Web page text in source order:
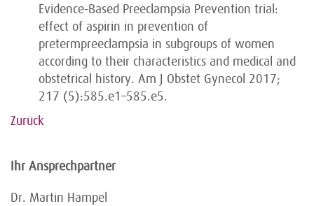
Evidence-Based Preeclampsia Prevention trial:
effect of aspirin in prevention of
pretermpreeclampsia in subgroups of women
according to their characteristics and medical and
obstetrical history. Am J Obstet Gynecol 2017;
217 (5):585.e1–585.e5.
Zurück
Ihr Ansprechpartner
Dr. Martin Hampel